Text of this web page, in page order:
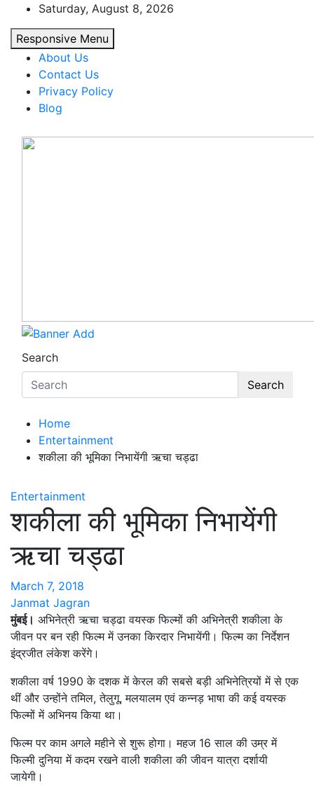
content
Saturday, August 8, 2026
Responsive Menu
About Us
Contact Us
Privacy Policy
Blog
Search
Search
Home
Entertainment
शकीला की भूमिका निभायेंगी ऋचा चड्ढा
Entertainment
शकीला की भूमिका निभायेंगी
ऋचा चड्ढा
March 7, 2018
Janmat Jagran
मुंबई। अभिनेत्री ऋचा चड्ढा वयस्क फिल्मों की अभिनेत्री शकीला के
जीवन पर बन रही फिल्म में उनका किरदार निभायेंगी। फिल्म का निर्देशन
इंद्रजीत लंकेश करेंगे।
शकीला वर्ष 1990 के दशक में केरल की सबसे बड़ी अभिनेत्रियों में से एक
थीं और उन्होंने तमिल, तेलुगू, मलयालम एवं कन्नड़ भाषा की कई वयस्क
फिल्मों में अभिनय किया था।
फिल्म पर काम अगले महीने से शुरू होगा। महज 16 साल की उम्र में
फिल्मी दुनिया में कदम रखने वाली शकीला की जीवन यात्रा दर्शायी
जायेगी।